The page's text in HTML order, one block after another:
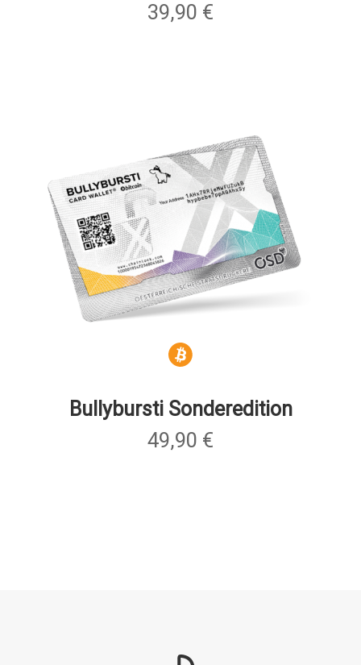
39,90 €
Bullybursti Sonderedition
49,90 €